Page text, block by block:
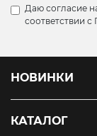
Даю согласие
соответствии с
НОВИНКИ
КАТАЛОГ